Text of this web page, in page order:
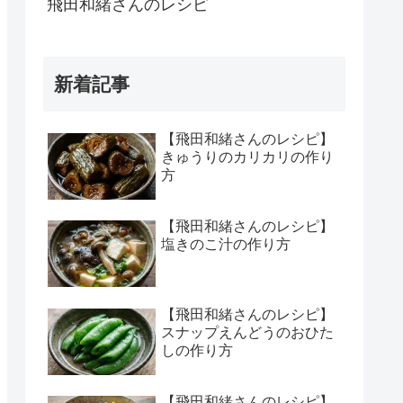
飛田和緒さんのレシピ
新着記事
【飛田和緒さんのレシピ】
きゅうりのカリカリの作り
方
【飛田和緒さんのレシピ】
塩きのこ汁の作り方
【飛田和緒さんのレシピ】
スナップえんどうのおひた
しの作り方